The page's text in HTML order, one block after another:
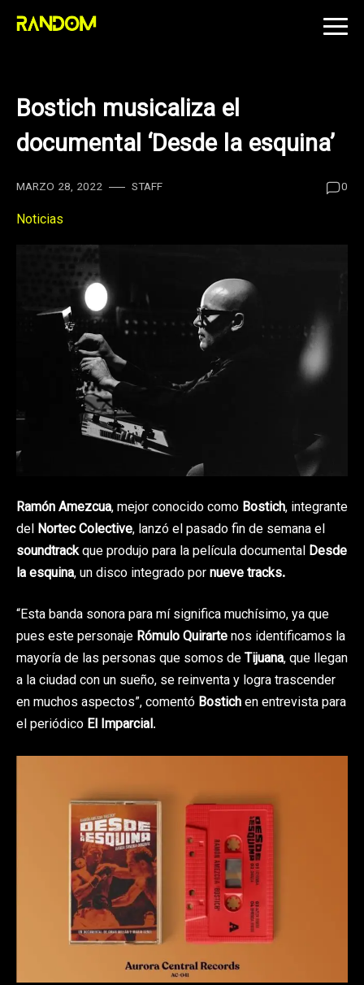
Skip
Bostich musicaliza el
documental ‘Desde la esquina’
MARZO 28, 2022 STAFF 0
Noticias
Ramón Amezcua, mejor conocido como Bostich, integrante
del Nortec Colective, lanzó el pasado fin de semana el
soundtrackque produjo para la película documental Desde
la esquina, un disco integrado pornueve tracks.
“Esta banda sonora para mí significa muchísimo, ya que
pues este personaje Rómulo Quirartenos identificamos la
mayoría de las personas que somos deTijuana, que llegan
a la ciudad con un sueño, se reinventa y logra trascender
en muchos aspectos”, comentó Bostichen entrevista para
el periódico El Imparcial.